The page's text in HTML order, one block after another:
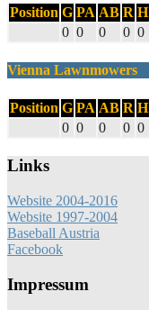
Position G PA AB R H
0 0 0 0 0
Vienna Lawnmowers
Position G PA AB R H
0 0 0 0 0
Links
Website 2004-2016
Website 1997-2004
Baseball Austria
Facebook
Impressum